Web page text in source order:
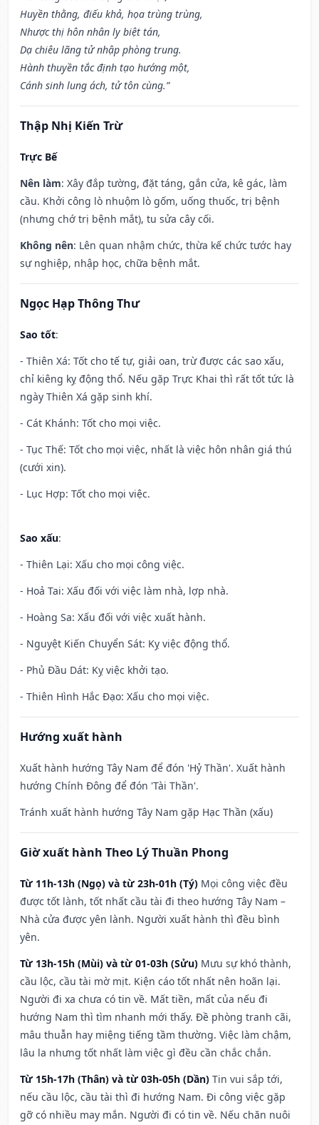
Huyền thằng, điếu khả, họa trùng trùng,
Nhược thị hôn nhân ly biệt tán,
Dạ chiêu lãng tử nhập phòng trung.
Hành thuyền tắc định tạo hướng một,
Cánh sinh lung ách, tử tôn cùng.”
Thập Nhị Kiến Trừ
Trực Bế
Nên làm: Xây đắp tường, đặt táng, gắn cửa, kê gác, làm
cầu. Khởi công lò nhuộm lò gốm, uống thuốc, trị bệnh
(nhưng chớ trị bệnh mắt), tu sửa cây cối.
Không nên: Lên quan nhậm chức, thừa kế chức tước hay
sự nghiệp, nhập học, chữa bệnh mắt.
Ngọc Hạp Thông Thư
Sao tốt:
- Thiên Xá: Tốt cho tế tự, giải oan, trừ được các sao xấu,
chỉ kiêng kỵ động thổ. Nếu gặp Trực Khai thì rất tốt tức là
ngày Thiên Xá gặp sinh khí.
- Cát Khánh: Tốt cho mọi việc.
- Tục Thế: Tốt cho mọi việc, nhất là việc hôn nhân giá thú
(cưới xin).
- Lục Hợp: Tốt cho mọi việc.
Sao xấu:
- Thiên Lại: Xấu cho mọi công việc.
- Hoả Tai: Xấu đối với việc làm nhà, lợp nhà.
- Hoàng Sa: Xấu đối với việc xuất hành.
- Nguyệt Kiến Chuyển Sát: Kỵ việc động thổ.
- Phủ Đầu Dát: Kỵ việc khởi tạo.
- Thiên Hình Hắc Đạo: Xấu cho mọi việc.
Hướng xuất hành
Xuất hành hướng Tây Nam để đón 'Hỷ Thần'. Xuất hành
hướng Chính Đông để đón 'Tài Thần'.
Tránh xuất hành hướng Tây Nam gặp Hạc Thần (xấu)
Giờ xuất hành Theo Lý Thuần Phong
Từ 11h-13h (Ngọ) và từ 23h-01h (Tý) Mọi công việc đều
được tốt lành, tốt nhất cầu tài đi theo hướng Tây Nam –
Nhà cửa được yên lành. Người xuất hành thì đều bình
yên.
Từ 13h-15h (Mùi) và từ 01-03h (Sửu) Mưu sự khó thành,
cầu lộc, cầu tài mờ mịt. Kiện cáo tốt nhất nên hoãn lại.
Người đi xa chưa có tin về. Mất tiền, mất của nếu đi
hướng Nam thì tìm nhanh mới thấy. Đề phòng tranh cãi,
mâu thuẫn hay miệng tiếng tầm thường. Việc làm chậm,
lâu la nhưng tốt nhất làm việc gì đều cần chắc chắn.
Từ 15h-17h (Thân) và từ 03h-05h (Dần) Tin vui sắp tới,
nếu cầu lộc, cầu tài thì đi hướng Nam. Đi công việc gặp
gỡ có nhiều may mắn. Người đi có tin về. Nếu chăn nuôi